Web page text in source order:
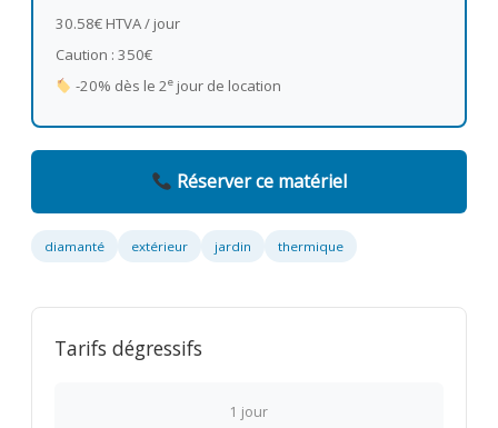
30.58€ HTVA / jour
Caution : 350€
-20% dès le 2ejour de location
Réserver ce matériel
diamanté extérieur jardin thermique
Tarifs dégressifs
1 jour